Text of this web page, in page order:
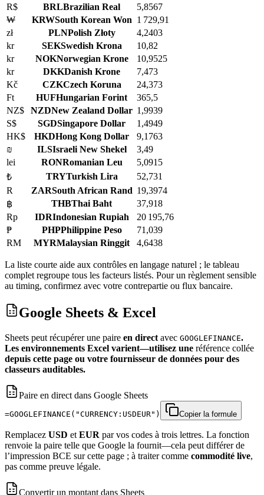
R$
BRLBrazilian Real
5,8567
₩
KRWSouth Korean Won 1 729,91
zł
PLNPolish Złoty
4,2403
kr
SEKSwedish Krona
10,82
kr
NOKNorwegian Krone
10,9525
kr
DKKDanish Krone
7,473
Kč
CZKCzech Koruna
24,373
Ft
HUFHungarian Forint
365,5
NZ$
NZDNew Zealand Dollar 1,9939
S$
SGDSingapore Dollar
1,4949
HK$
HKDHong Kong Dollar
9,1763
₪
ILSIsraeli New Shekel
3,49
lei
RONRomanian Leu
5,0915
₺
TRYTurkish Lira
52,731
R
ZARSouth African Rand 19,3974
฿
THBThai Baht
37,918
Rp
IDRIndonesian Rupiah
20 195,76
₱
PHPPhilippine Peso
71,039
RM
MYRMalaysian Ringgit 4,6438
La liste courte aide aux contrôles en langage naturel ; le tableau
complet regroupe tous les facteurs listés. Pour un règlement sensible
au timing, confirmez avec votre contrepartie ou flux bancaire.
Google Sheets & Excel
Sheets peut récupérer une paire en direct avec GOOGLEFINANCE.
Les environnements Excel varient—utilisez une référence collée
depuis cette page ou votre fournisseur de données pour des
classeurs auditables.
Paire en direct dans Google Sheets
=GOOGLEFINANCE("CURRENCY:USDEUR") Copier la formule
Remplacez USD et EUR par vos codes à trois lettres. La fonction
renvoie la paire telle que Google la fournit—cela peut différer de
l’impression BCE sur cette page ; à traiter comme commodité live,
pas comme preuve légale.
Convertir un montant dans Sheets